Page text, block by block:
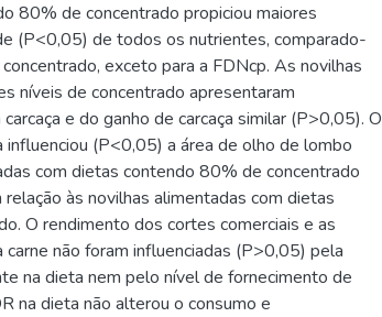
80% de concentrado propiciou maiores
(P<0,05) de todos os nutrientes, comparado-
exceto para a FDNcp. As novilhas
níveis de concentrado apresentaram
e do ganho de carcaça similar (P>0,05). O
(P<0,05) a área de olho de lombo
com dietas contendo 80% de concentrado
às novilhas alimentadas com dietas
O rendimento dos cortes comerciais e as
não foram influenciadas (P>0,05) pela
na dieta nem pelo nível de fornecimento de
na dieta não alterou o consumo e